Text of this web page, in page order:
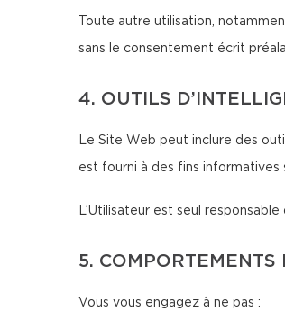
Toute autre utilisation,
sans le consentement écrit
4. OUTILS
Le Site Web peut inclure des
est fourni à des fins informatives
L’Utilisateur est seul
5. COMPORTEMENTS
Vous vous engagez à ne pas :